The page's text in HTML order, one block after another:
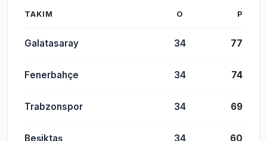
TAKIM O P
Galatasaray 34 77
Fenerbahçe 34 74
Trabzonspor 34 69
Beşiktaş 34 60